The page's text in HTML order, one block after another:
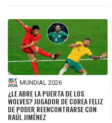
FALCONS
PANTHERS
SAINTS
BUCCANEERS
TRAIL BLAZERS
JAZZ
MUNDIAL 2026
¿LE ABRE LA PUERTA DE LOS
WOLVES? JUGADOR DE COREA FELIZ
DE PODER REENCONTRARSE CON
RAÚL JIMÉNEZ